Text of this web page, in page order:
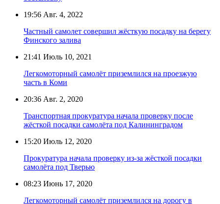
19:56 Авг. 4, 2022
Частный самолет совершил жёсткую посадку на берегу
Финского залива
21:41 Июль 10, 2021
Легкомоторный самолёт приземлился на проезжую
часть в Коми
20:36 Авг. 2, 2020
Транспортная прокуратура начала проверку после
жёсткой посадки самолёта под Калининградом
15:20 Июль 12, 2020
Прокуратура начала проверку из-за жёсткой посадки
самолёта под Тверью
08:23 Июнь 17, 2020
Легкомоторный самолёт приземлился на дорогу в